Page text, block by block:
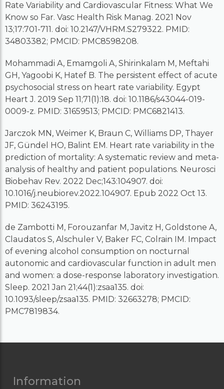
Rate Variability and Cardiovascular Fitness: What We
Know so Far. Vasc Health Risk Manag. 2021 Nov
13;17:701-711. doi: 10.2147/VHRM.S279322. PMID:
34803382; PMCID: PMC8598208.
Mohammadi A, Emamgoli A, Shirinkalam M, Meftahi
GH, Yagoobi K, Hatef B. The persistent effect of acute
psychosocial stress on heart rate variability. Egypt
Heart J. 2019 Sep 11;71(1):18. doi: 10.1186/s43044-019-
0009-z. PMID: 31659513; PMCID: PMC6821413.
Jarczok MN, Weimer K, Braun C, Williams DP, Thayer
JF, Gündel HO, Balint EM. Heart rate variability in the
prediction of mortality: A systematic review and meta-
analysis of healthy and patient populations. Neurosci
Biobehav Rev. 2022 Dec;143:104907. doi:
10.1016/j.neubiorev.2022.104907. Epub 2022 Oct 13.
PMID: 36243195.
de Zambotti M, Forouzanfar M, Javitz H, Goldstone A,
Claudatos S, Alschuler V, Baker FC, Colrain IM. Impact
of evening alcohol consumption on nocturnal
autonomic and cardiovascular function in adult men
and women: a dose-response laboratory investigation.
Sleep. 2021 Jan 21;44(1):zsaa135. doi:
10.1093/sleep/zsaa135. PMID: 32663278; PMCID:
PMC7819834.
Information